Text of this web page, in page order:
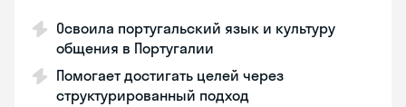
Освоила португальский язык и культуру
общения в Португалии
Помогает достигать целей через
структурированный подход